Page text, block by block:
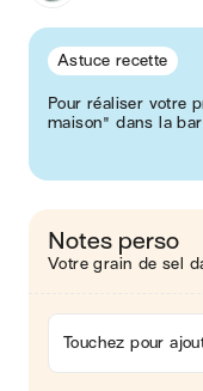
Astuce recette
Pour réaliser votre
maison" dans la
Notes perso
Votre grain de sel
Touchez pour